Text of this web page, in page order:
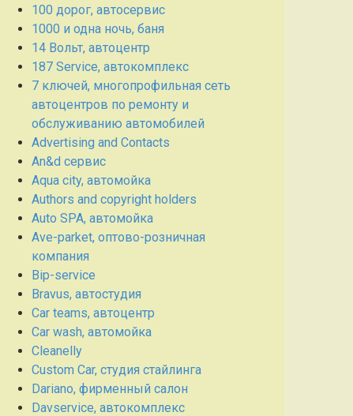
100 дорог, автосервис
1000 и одна ночь, баня
14 Вольт, автоцентр
187 Service, автокомплекс
7 ключей, многопрофильная сеть
автоцентров по ремонту и
обслуживанию автомобилей
Advertising and Contacts
An&d сервис
Aqua city, автомойка
Authors and copyright holders
Auto SPA, автомойка
Ave-parket, оптово-розничная
компания
Bip-service
Bravus, автостудия
Car teams, автоцентр
Car wash, автомойка
Cleanelly
Custom Car, студия стайлинга
Dariano, фирменный салон
Davservice, автокомплекс